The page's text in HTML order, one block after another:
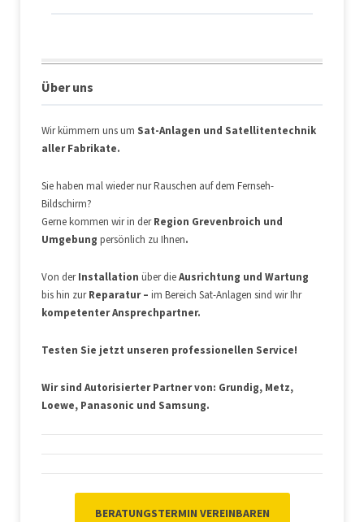
Über uns
Wir kümmern uns um Sat-Anlagen und Satellitentechnik
aller Fabrikate.
Sie haben mal wieder nur Rauschen auf dem Fernseh-
Bildschirm?
Gerne kommen wir in derRegion Grevenbroich und
Umgebung persönlich zu Ihnen.
Von derInstallation über dieAusrichtung und Wartung
bis hin zurReparatur – im Bereich Sat-Anlagen sind wir Ihr
kompetenter Ansprechpartner.
Testen Sie jetzt unseren professionellen Service!
Wir sind Autorisierter Partner von: Grundig, Metz,
Loewe, Panasonic und Samsung.
BERATUNGSTERMIN VEREINBAREN